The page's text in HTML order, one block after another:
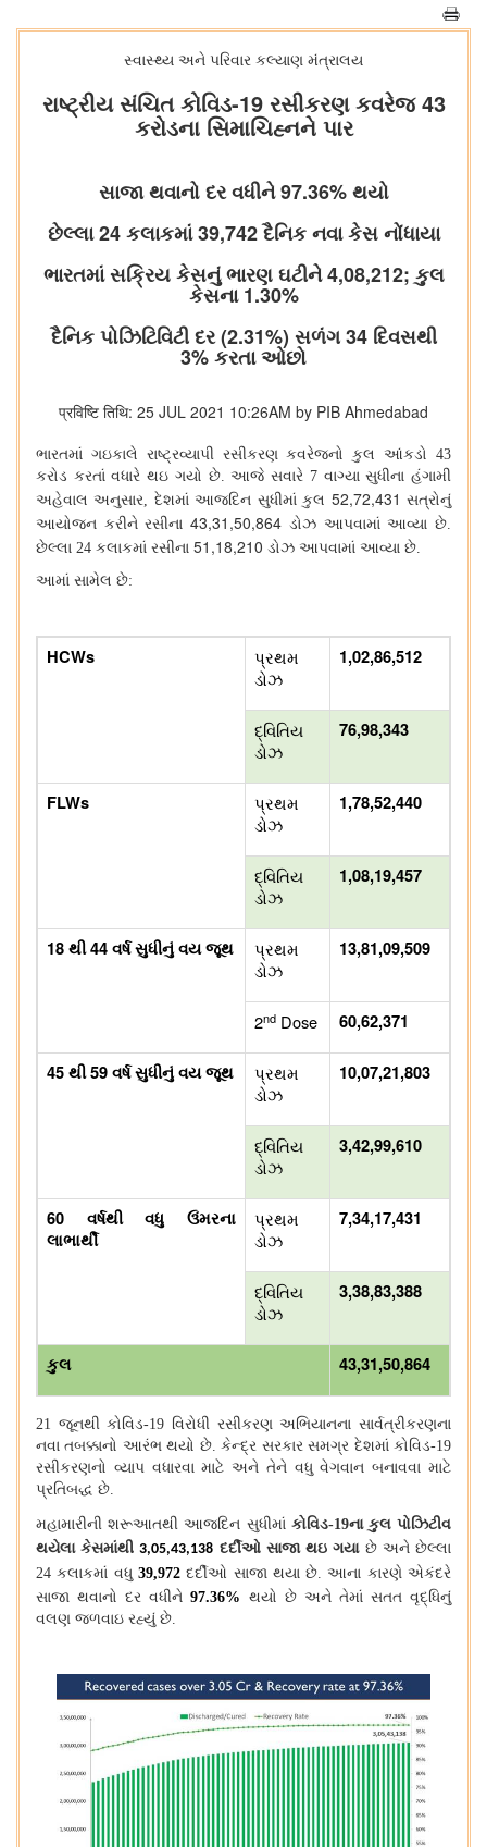
સ્વાસ્થ્ય અને પરિવાર કલ્યાણ મંત્રાલય
રાષ્ટ્રીય સંચિત કોવિડ-19 રસીકરણ કવરેજ 43
કરોડના સિમાચિહ્નને પાર
સાજા થવાનો દર વધીને 97.36% થયો
છેલ્લા 24 કલાકમાં 39,742 દૈનિક નવા કેસ નોંધાયા
ભારતમાં સક્રિય કેસનું ભારણ ઘટીને 4,08,212; કુલ
કેસના 1.30%
દૈનિક પોઝિટિવિટી દર (2.31%) સળંગ 34 દિવસથી
3% કરતા ઓછો
प्रविष्टि तिथि: 25 JUL 2021 10:26AM by PIB Ahmedabad
ભારતમાં ગઇકાલે રાષ્ટ્રવ્યાપી રસીકરણ કવરેજનો કુલ આંકડો 43
કરોડ કરતાં વધારે થઇ ગયો છે. આજે સવારે 7 વાગ્યા સુધીના હંગામી
અહેવાલ અનુસાર, દેશમાં આજદિન સુધીમાં કુલ 52,72,431સત્રોનું
આયોજન કરીને રસીના 43,31,50,864 ડોઝ આપવામાં આવ્યા છે.
છેલ્લા 24 કલાકમાં રસીના 51,18,210 ડોઝ આપવામાં આવ્યા છે.
આમાં સામેલ છે:
HCWs
પ્રથમ
ડોઝ
1,02,86,512
દ્વિતિય
ડોઝ
76,98,343
FLWs
પ્રથમ
ડોઝ
1,78,52,440
દ્વિતિય
ડોઝ
1,08,19,457
18 થી 44 વર્ષ સુધીનું વય જૂથ
પ્રથમ
ડોઝ
13,81,09,509
2nd Dose 60,62,371
45 થી 59 વર્ષ સુધીનું વય જૂથ
પ્રથમ
ડોઝ
10,07,21,803
દ્વિતિય
ડોઝ
3,42,99,610
60 વર્ષથી વધુ ઉંમરના
લાભાર્થી
પ્રથમ
ડોઝ
7,34,17,431
દ્વિતિય
ડોઝ
3,38,83,388
કુલ 43,31,50,864
21 જૂનથી કોવિડ-19 વિરોધી રસીકરણ અભિયાનના સાર્વત્રીકરણના
નવા તબક્કાનો આરંભ થયો છે. કેન્દ્ર સરકાર સમગ્ર દેશમાં કોવિડ-19
રસીકરણનો વ્યાપ વધારવા માટે અને તેને વધુ વેગવાન બનાવવા માટે
પ્રતિબદ્ધ છે.
મહામારીની શરૂઆતથી આજદિન સુધીમાં કોવિડ-19ના કુલ પોઝિટીવ
થયેલા કેસમાંથી 3,05,43,138 દર્દીઓ સાજા થઇ ગયા છે અને છેલ્લા
24કલાકમાં વધુ 39,972દર્દીઓ સાજા થયા છે. આના કારણે એકંદરે
સાજા થવાનો દર વધીને 97.36% થયો છે અને તેમાં સતત વૃદ્ધિનું
વલણ જળવાઇ રહ્યું છે.